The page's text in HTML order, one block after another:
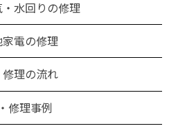
水回りの修理
家電の修理
理の流れ
修理事例